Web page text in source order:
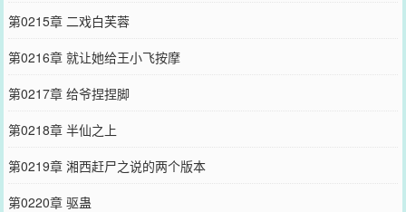
第0215章 二戏白芙蓉
第0216章 就让她给王小飞按摩
第0217章 给爷捏捏脚
第0218章 半仙之上
第0219章 湘西赶尸之说的两个版本
第0220章 驱蛊